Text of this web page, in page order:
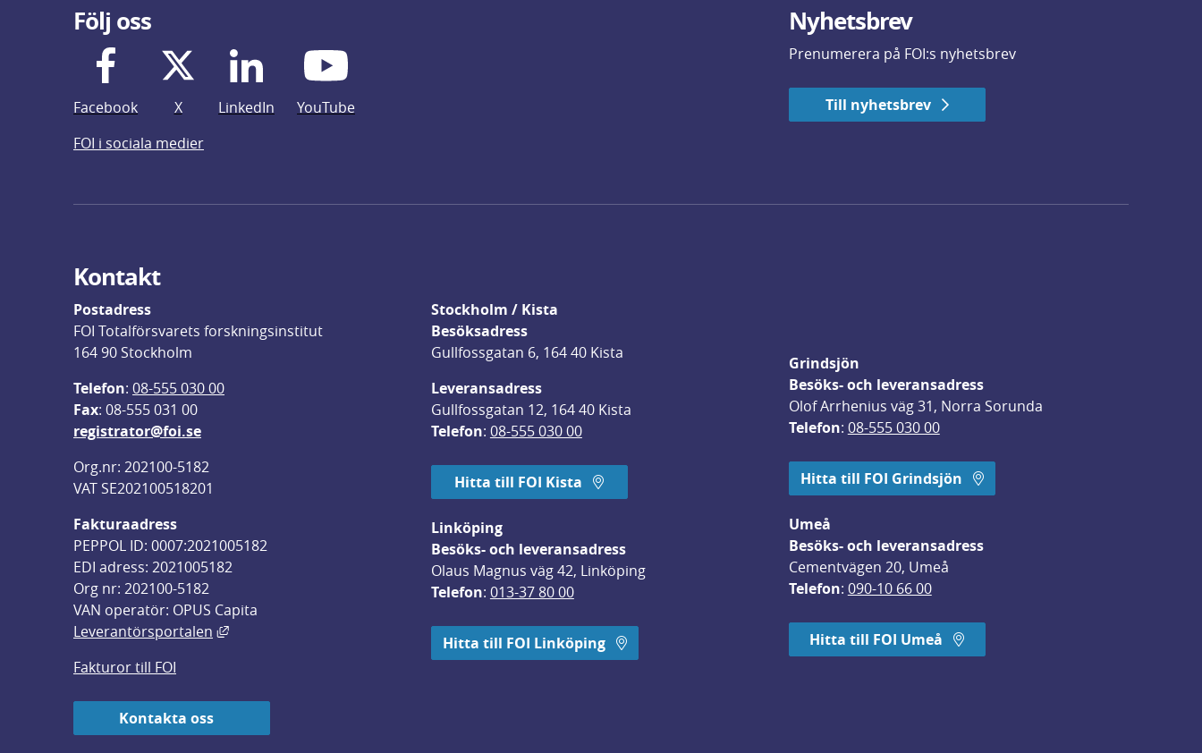
Följ oss
Facebook X LinkedIn
YouTube
FOI i sociala medier
Nyhetsbrev
Prenumerera på FOI:s nyhetsbrev
Till nyhetsbrev
Kontakt
Postadress
FOI Totalförsvarets forskningsinstitut
164 90 Stockholm
Telefon: 08-555 030 00
Fax: 08-555 031 00
registrator@foi.se
Org.nr: 202100-5182
VAT SE202100518201
Fakturaadress
PEPPOL ID: 0007:2021005182
EDI adress: 2021005182
Org nr: 202100-5182
VAN operatör: OPUS Capita
Leverantörsportalen
Länk till annan webbplats, öppnas i nytt fönster.
Fakturor till FOI
Kontakta oss
Stockholm / Kista
Besöksadress
Gullfossgatan 6, 164 40 Kista
Leveransadress
Gullfossgatan 12, 164 40 Kista
Telefon: 08-555 030 00
Hitta till FOI Kista
Linköping
Besöks- och leveransadress
Olaus Magnus väg 42, Linköping
Telefon: 013-37 80 00
Hitta till FOI Linköping
Grindsjön
Besöks- och leveransadress
Olof Arrhenius väg 31, Norra Sorunda
Telefon: 08-555 030 00
Hitta till FOI Grindsjön
Umeå
Besöks- och leveransadress
Cementvägen 20, Umeå
Telefon: 090-10 66 00
Hitta till FOI Umeå